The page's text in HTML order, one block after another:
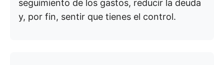
seguimiento de los gastos, reducir la deuda
y, por fin, sentir que tienes el control.